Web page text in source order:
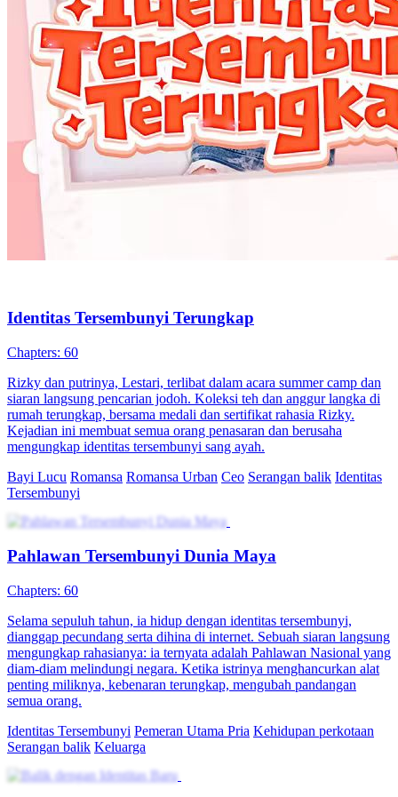
R...Tonton Siapa Putri Kaya Sebenarnya？ secara gratis di
NetShort. Temukan lebih banyak drama populer.
Identitas TersembunyiPutri Asli&PalsuSerangan Balik